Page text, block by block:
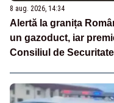
8 aug. 2026, 14:34
Alertă la granița
un gazoduct, iar
Consiliul de Securitate